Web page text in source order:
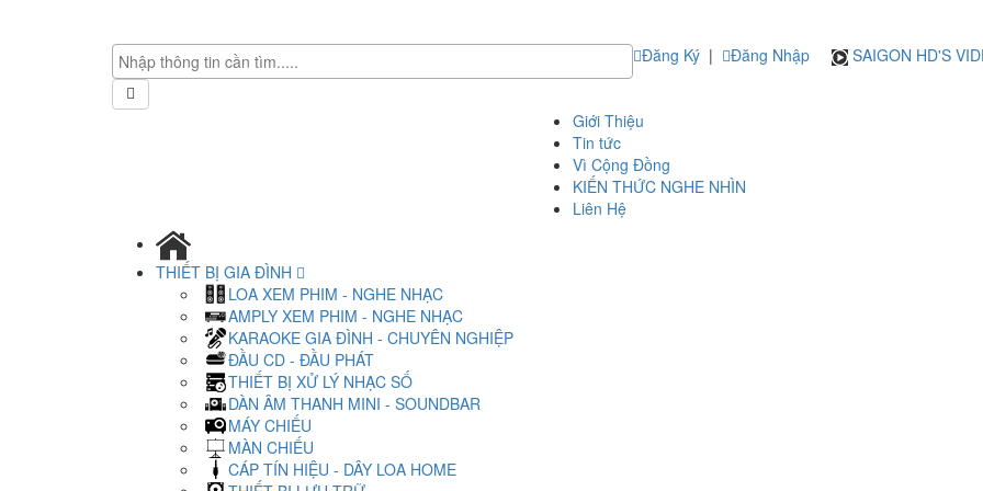
Đăng Ký | Đăng Nhập SAIGON HD'S
Giới Thiệu
Tin tức
Vì Cộng Đồng
KIẾN THỨC NGHE NHÌN
Liên Hệ
THIẾT BỊ GIA ĐÌNH
LOA XEM PHIM - NGHE NHẠC
AMPLY XEM PHIM - NGHE NHẠC
KARAOKE GIA ĐÌNH - CHUYÊN NGHIỆP
ĐẦU CD - ĐẦU PHÁT
THIẾT BỊ XỬ LÝ NHẠC SỐ
DÀN ÂM THANH MINI - SOUNDBAR
MÁY CHIẾU
MÀN CHIẾU
CÁP TÍN HIỆU - DÂY LOA HOME